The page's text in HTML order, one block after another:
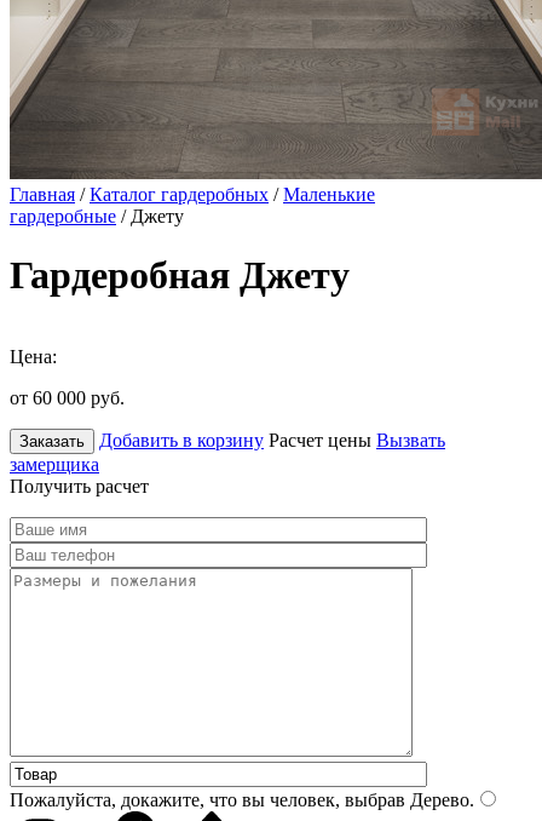
Главная /Каталог гардеробных /Маленькие
гардеробные / Джету
Гардеробная Джету
Цена:
от 60 000 руб.
Заказать Добавить в корзину Расчет цены Вызвать
замерщика
Получить расчет
Пожалуйста, докажите, что вы человек, выбрав Дерево.